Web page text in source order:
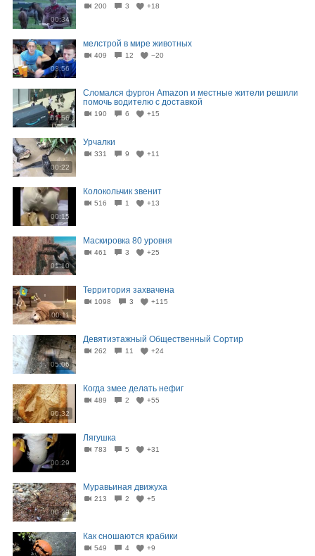
00:34
200 3 +18
03:56
мелстрой в мире животных
409 12 −20
01:56
Сломался фургон Аmazon и местные жители решили
помочь водителю с доставкой
190 6 +15
00:22
Урчалки
331 9 +11
00:15
Колокольчик звенит
516 1 +13
01:10
Маскировка 80 уровня
461 3 +25
00:11
Территория захвачена
1098 3 +115
05:06
Девятиэтажный Общественный Сортир
262 11 +24
00:32
Когда змее делать нефиг
489 2 +55
00:29
Лягушка
783 5 +31
00:29
Муравьиная движуха
213 2 +5
Как сношаются крабики
549 4 +9